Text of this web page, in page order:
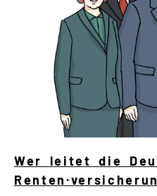
Wer leitet die